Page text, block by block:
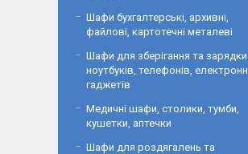
Шафи бухгалтерські, архивні,
файлові, картотечні металеві
Шафи для зберігання та зарядки
ноутбуків, телефонів,
гаджетів
Медичні шафи, столики, тумби,
кушетки, аптечки
Шафи для роздягалень та